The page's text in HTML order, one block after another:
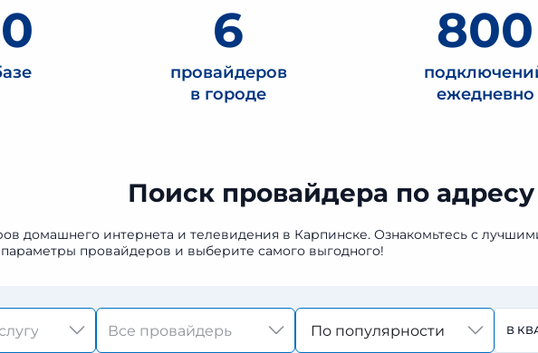
6
провайдеров
в городе
800
ежедневно
Поиск провайдера по адресу
домашнего интернета и телевидения в Карпинске. Ознакомьтесь с
провайдеров и выберите самого выгодного!
По популярности В